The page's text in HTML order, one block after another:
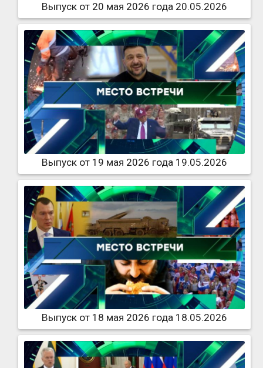
Выпуск от 20 мая 2026 года 20.05.2026
Выпуск от 19 мая 2026 года 19.05.2026
Выпуск от 18 мая 2026 года 18.05.2026